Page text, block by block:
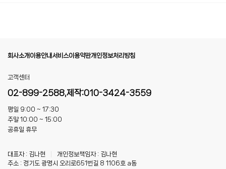
회사소개 이용안내서비스이용약관개인정보처리방침
고객센터
02-899-2588,제작:010-3424-3559
평일 9:00 ~ 17:30
주말 10:00 ~ 15:00
공휴일 휴무
대표자 : 김나현
개인정보책임자 : 김나현
주소 : 경기도 광명시 오리로651번길 8 1106호 a동